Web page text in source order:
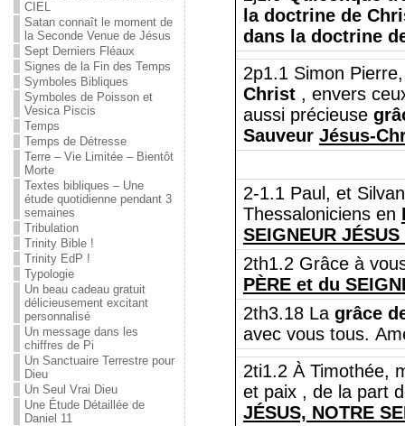
CIEL
Satan connaît le moment de
la Seconde Venue de Jésus
Sept Derniers Fléaux
Signes de la Fin des Temps
Symboles Bibliques
Symboles de Poisson et
Vesica Piscis
Temps
Temps de Détresse
Terre – Vie Limitée – Bientôt
Morte
Textes bibliques – Une
étude quotidienne pendant 3
semaines
Tribulation
Trinity Bible !
Trinity EdP !
Typologie
Un beau cadeau gratuit
délicieusement excitant
personnalisé
Un message dans les
chiffres de Pi
Un Sanctuaire Terrestre pour
Dieu
Un Seul Vrai Dieu
Une Étude Détaillée de
Daniel 11
la doctrine de
dans la doctrine
2p1.1 Simon
Christ, envers
aussi précieuse
Sauveur Jésus-
2-1.1 Paul, et
Thessaloniciens en
SEIGNEUR JÉSUS
2th1.2 Grâce à
PÈRE et du
2th3.18 La grâce
avec vous tous.
2ti1.2 À Timothée,
et paix , de la part
JÉSUS, NOTRE